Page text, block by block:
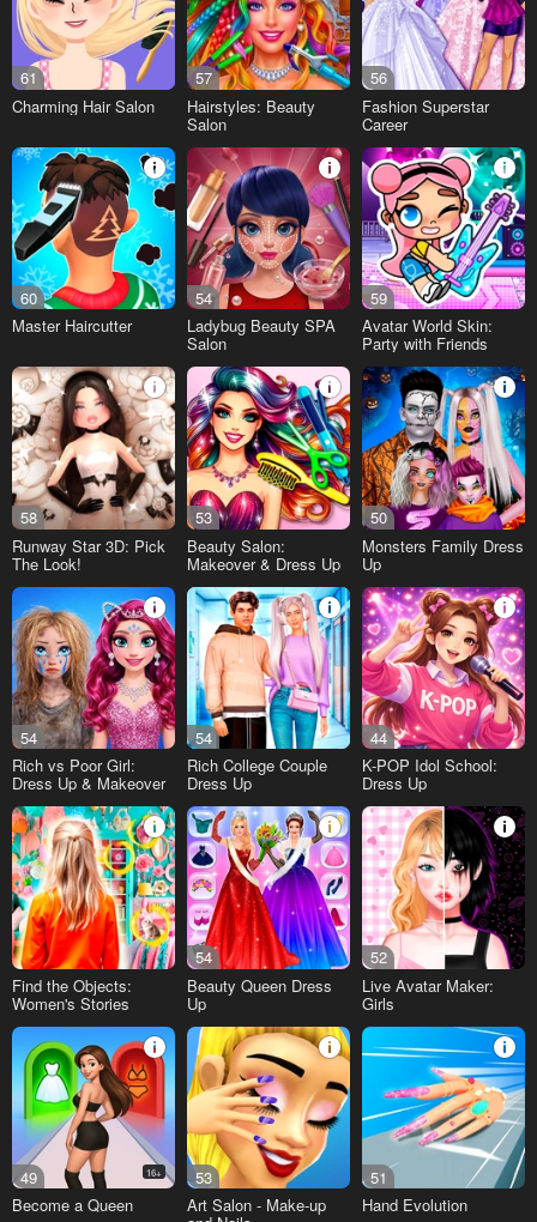
61
Charming Hair Salon
57
Hairstyles: Beauty
Salon
56
Fashion Superstar
Career
60
Master Haircutter
54
Ladybug Beauty SPA
Salon
59
Avatar World Skin:
Party with Friends
58
Runway Star 3D: Pick
The Look!
53
Beauty Salon:
Makeover & Dress Up
50
Monsters Family Dress
Up
54
Rich vs Poor Girl:
Dress Up & Makeover
54
Rich College Couple
Dress Up
44
K-POP Idol School:
Dress Up
Find the Objects:
Women's Stories
54
Beauty Queen Dress
Up
52
Live Avatar Maker:
Girls
49 16+
Become a Queen
53
Art Salon - Make-up
51
Hand Evolution